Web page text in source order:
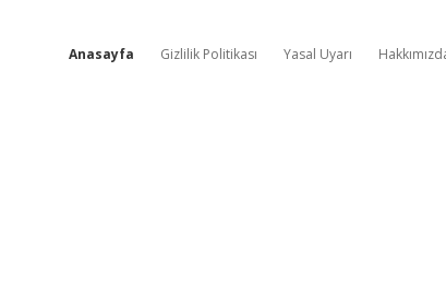
Anasayfa Gizlilik Politikası Yasal Uyarı